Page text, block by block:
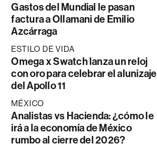
Gastos del Mundial le pasan
factura a Ollamani de Emilio
Azcárraga
ESTILO DE VIDA
Omega x Swatch lanza un reloj
con oro para celebrar el alunizaje
del Apollo 11
MÉXICO
Analistas vs Hacienda: ¿cómo le
irá a la economía de México
rumbo al cierre del 2026?